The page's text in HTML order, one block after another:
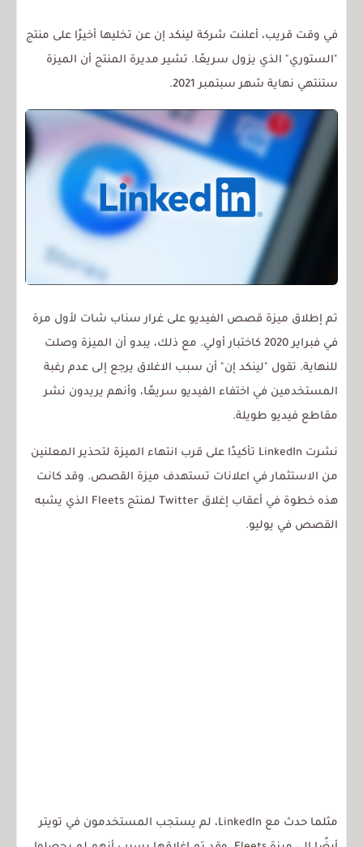
في وقت قريب، أعلنت شركة لينكد إن عن تخليها أخيرًا على منتج
"الستوري" الذي يزول سريعًا. تشير مديرة المنتج أن الميزة
ستنتهي نهاية شهر سبتمبر 2021.
تم إطلاق ميزة قصص الفيديو على غرار سناب شات لأول مرة
في فبراير 2020 كاختبار أولي. مع ذلك، يبدو أن الميزة وصلت
للنهاية. تقول "لينكد إن" أن سبب الاغلاق يرجع إلى عدم رغبة
المستخدمين في اختفاء الفيديو سريعًا، وأنهم يريدون نشر
مقاطع فيديو طويلة.
نشرت LinkedIn تأكيدًا على قرب انتهاء الميزة لتحذير المعلنين
من الاستثمار في اعلانات تستهدف ميزة القصص. وقد كانت
هذه خطوة في أعقاب إغلاق Twitter لمنتج Fleets الذي يشبه
القصص في يوليو.
مثلما حدث مع LinkedIn، لم يستجب المستخدمون في تويتر